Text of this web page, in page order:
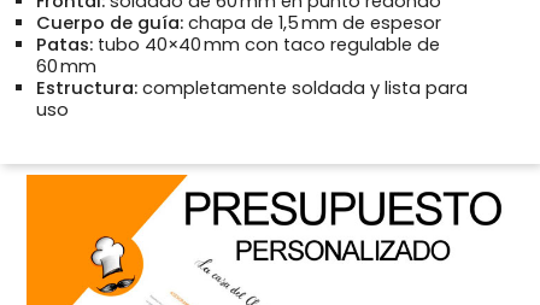
Cuerpo de guía: chapa de 1,5 mm de espesor
Patas: tubo 40×40 mm con taco regulable de
60 mm
Estructura: completamente soldada y lista para
uso